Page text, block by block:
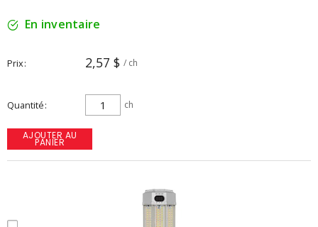
En inventaire
Prix 2,57 $ / ch
Quantité ch
AJOUTER AU
PANIER